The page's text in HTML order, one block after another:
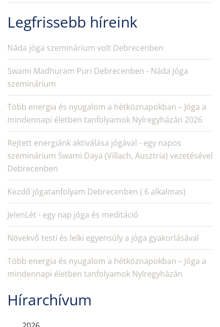
Legfrissebb híreink
Náda jóga szeminárium volt Debrecenben
Swami Madhuram Puri Debrecenben - Náda Jóga
szeminárium
Több energia és nyugalom a hétköznapokban – Jóga a
mindennapi életben tanfolyamok Nyíregyházán 2026
Rejtett energiánk aktiválása jógával - egy napos
szeminárium Swami Daya (Villach, Ausztria) vezetésével
Debrecenben
Kezdő jógatanfolyam Debrecenben ( 6 alkalmas)
JelenLét - egy nap jóga és meditáció
Növekvő testi és lelki egyensúly a jóga gyakorlásával
Több energia és nyugalom a hétköznapokban – Jóga a
mindennapi életben tanfolyamok Nyíregyházán
Hírarchívum